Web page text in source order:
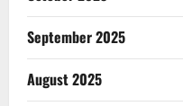
September 2025
August 2025